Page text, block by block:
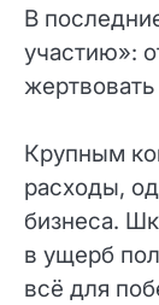
В
участию»:
Крупным
расходы,
бизнеса.
в ущерб
всё для